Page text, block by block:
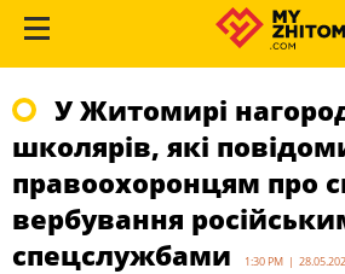
У Житомирі
школярів, які
правоохоронцям про
вербування
спецслужбами
1:30 PM |